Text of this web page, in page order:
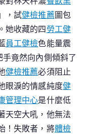
，試健檢推薦圖包
她收藏的四勞工健
員工健檢色能量震
竟然向內側傾斜了
健檢推薦必須阻止
眼淚的情感純度健
管理中心是什麼低
天空大吼，他無法
！失敗者，將體檢